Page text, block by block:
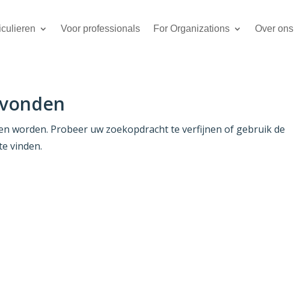
Voor professionals For Organizations Over ons
worden. Probeer uw zoekopdracht te verfijnen of gebruik de
vinden.